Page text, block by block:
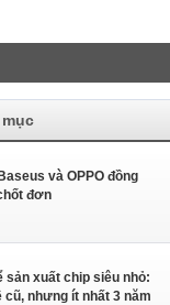
và OPPO đồng
đơn
xuất chip siêu nhỏ:
cũ, nhưng ít nhất 3 năm